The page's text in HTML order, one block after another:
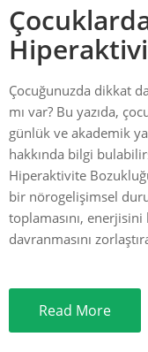
Çocuğunuzda dikkat
mı var? Bu yazıda,
günlük ve akademik
hakkında bilgi
Hiperaktivite
bir nörogelişimsel
toplamasını,
davranmasını
Read More